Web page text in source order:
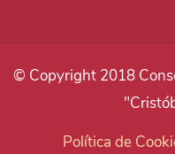
© Copyright 2018
Política de